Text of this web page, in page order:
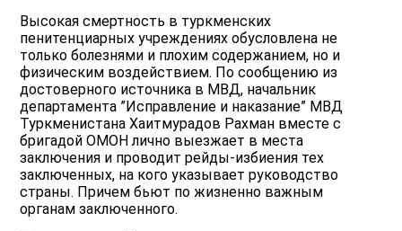
Высокая смертность в туркменских
пенитенциарных учреждениях обусловлена не
только болезнями и плохим содержанием, но и
физическим воздействием. По сообщению из
достоверного источника в МВД, начальник
департамента ”Исправление и наказание” МВД
Туркменистана Хаитмурадов Рахман вместе с
бригадой ОМОН лично выезжает в места
заключения и проводит рейды-избиения тех
заключенных, на кого указывает руководство
страны. Причем бьют по жизненно важным
органам заключенного.